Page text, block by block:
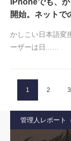
iPhoneでも、
開始。ネットで
かしこい日本語変
ーザーは日...…
1 2 3
管理人レポート